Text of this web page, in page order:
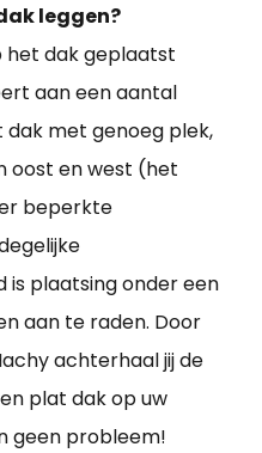
leggen?
het dak geplaatst
aan een aantal
met genoeg plek,
oost en west (het
beperkte
is plaatsing onder een
aan te raden. Door
achterhaal jij de
plat dak op uw
geen probleem!